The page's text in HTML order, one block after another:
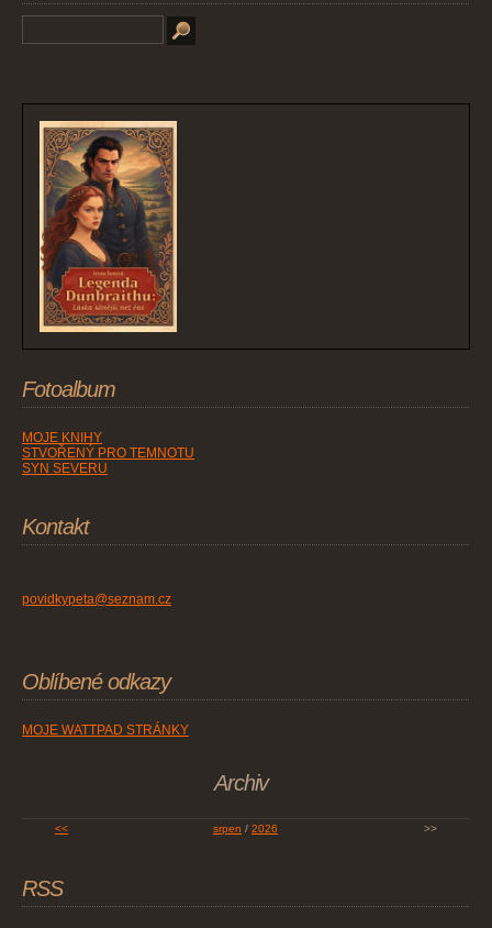
Fotoalbum
MOJE KNIHY
STVOŘENÝ PRO TEMNOTU
SYN SEVERU
Kontakt
povidkypeta@seznam.cz
Oblíbené odkazy
MOJE WATTPAD STRÁNKY
Archiv
<< srpen / 2026 >>
RSS